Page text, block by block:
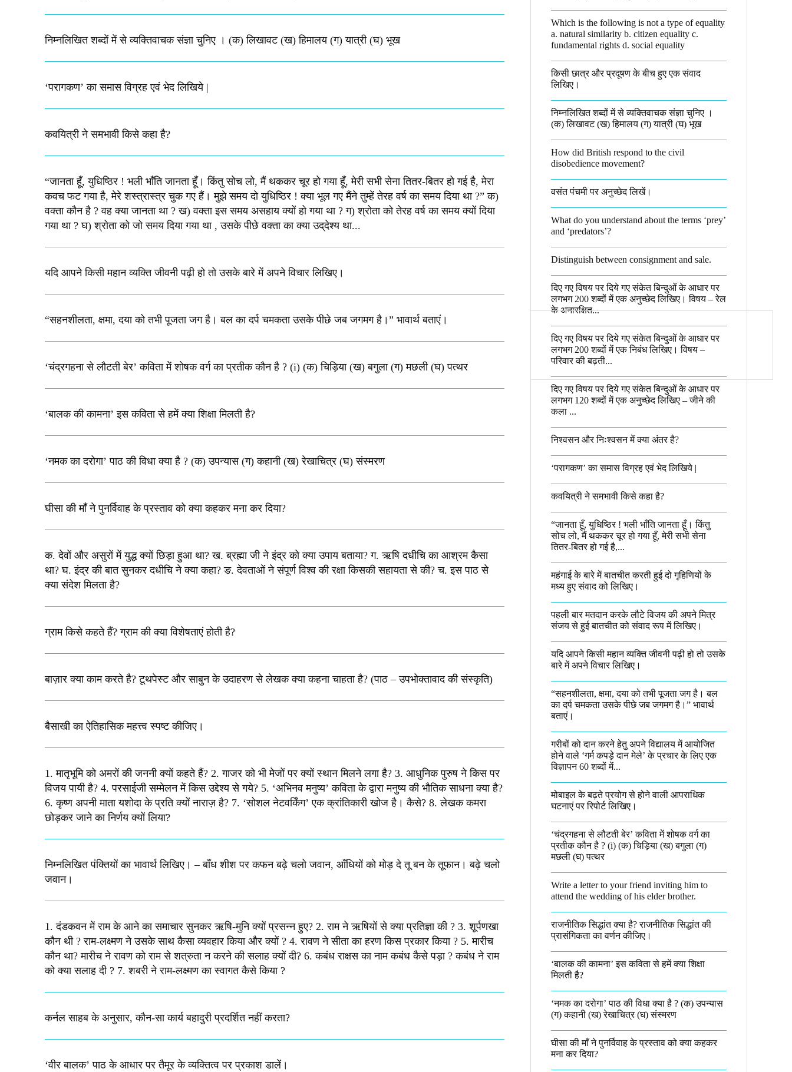
निम्नलिखित शब्दों में से व्यक्तिवाचक संज्ञा चुनिए । (क) लिखावट (ख) हिमालय (ग) यात्री (घ) भूख​
‘परागकण’ का समास विग्रह एवं भेद लिखिये |
कवयित्री ने समभावी किसे कहा है?
“जानता हूँ, युधिष्ठिर ! भली भाँति जानता हूँ। किंतु सोच लो, मैं थककर चूर हो गया हूँ, मेरी सभी सेना तितर-बितर हो गई है, मेरा
कवच फट गया है, मेरे शस्‍त्रास्‍त्र चुक गए हैं। मुझे समय दो युधिष्‍ठिर ! क्‍या भूल गए मैंने तुम्‍हें तेरह वर्ष का समय दिया था ?” क)
वक्‍ता कौन है ? वह क्‍या जानता था ? ख) वक्‍ता इस समय असहाय क्यों हो गया था ? ग) श्रोता को तेरह वर्ष का समय क्‍यों दिया
गया था ? घ) श्रोता को जो समय दिया गया था , उसके पीछे वक्‍ता का क्‍या उद्‌देश्‍य था...
यदि आपने किसी महान व्यक्ति जीवनी पढ़ी हो तो उसके बारे में अपने विचार लिखिए।
“सहनशीलता, क्षमा, दया को तभी पूजता जग है। बल का दर्प चमकता उसके पीछे जब जगमग है।”​ भावार्थ बताएं।
‘चंद्रगहना से लौटती बेर’ कविता में शोषक वर्ग का प्रतीक कौन है ? (i) (क) चिड़िया (ख) बगुला (ग) मछली (घ) पत्थर
‘बालक की कामना’ इस कविता से हमें क्या शिक्षा मिलती है?
‘नमक का दरोगा’ पाठ की विधा क्या है ? (क) उपन्यास (ग) कहानी (ख) रेखाचित्र (घ) संस्मरण​
घीसा की माँ ने पुनर्विवाह के प्रस्ताव को क्या कहकर मना कर दिया?
क. देवों और असुरों में युद्ध क्यों छिड़ा हुआ था? ख. ब्रह्मा जी ने इंद्र को क्या उपाय बताया? ग. ऋषि दधीचि का आश्रम कैसा
था? घ. इंद्र की बात सुनकर दधीचि ने क्या कहा? ङ. देवताओं ने संपूर्ण विश्व की रक्षा किसकी सहायता से की? च. इस पाठ से
क्या संदेश मिलता है?​
ग्राम किसे कहते हैं? ग्राम की क्या विशेषताएं होती है?​
बाज़ार क्या काम करते है? टूथपेस्ट और साबुन के उदाहरण से लेखक क्या कहना चाहता है? (पाठ – उपभोक्तावाद की संस्कृति)
बैसाखी का ऐतिहासिक महत्त्व स्पष्ट कीजिए।​
1. मातृभूमि को अमरों की जननी क्यों कहते हैं? 2. गाजर को भी मेजों पर क्यों स्थान मिलने लगा है? 3. आधुनिक पुरुष ने किस पर
विजय पायी है? 4. परसाईजी सम्मेलन में किस उद्देश्य से गये? 5. ‘अभिनव मनुष्य’ कविता के द्वारा मनुष्य की भौतिक साधना क्या है?
6. कृष्ण अपनी माता यशोदा के प्रति क्यों नाराज़ है? 7. ‘सोशल नेटवर्किंग’ एक क्रांतिकारी खोज है। कैसे? 8. लेखक कमरा
छोड़कर जाने का निर्णय क्यों लिया?​
निम्नलिखित पंक्तियों का भावार्थ लिखिए। – बाँध शीश पर कफन बढ़े चलो जवान, आँधियों को मोड़ दे तू बन के तूफान। बढ़े चलो
जवान। ​
1. दंडकवन में राम के आने का समाचार सुनकर ऋषि-मुनि क्यों प्रसन्न हुए? 2. राम ने ऋषियों से क्या प्रतिज्ञा की ? 3. शूर्पणखा
कौन थी ? राम-लक्ष्मण ने उसके साथ कैसा व्यवहार किया और क्यों ? 4. रावण ने सीता का हरण किस प्रकार किया ? 5. मारीच
कौन था? मारीच ने रावण को राम से शत्रुता न करने की सलाह क्यों दी? 6. कबंध राक्षस का नाम कबंध कैसे पड़ा ? कबंध ने राम
को क्या सलाह दी ? 7. शबरी ने राम-लक्ष्मण का स्वागत कैसे किया ?
कर्नल साहब के अनुसार, कौन-सा कार्य बहादुरी प्रदर्शित नहीं करता?
‘वीर बालक’ पाठ के आधार पर तैमूर के व्यक्तित्व पर प्रकाश डालें।
Which is the following is not a type of equality
a. natural similarity b. citizen equality c.
fundamental rights d. social equality​
किसी छात्र और प्रदूषण के बीच हुए एक संवाद
लिखिए।​
निम्नलिखित शब्दों में से व्यक्तिवाचक संज्ञा चुनिए ।
(क) लिखावट (ख) हिमालय (ग) यात्री (घ) भूख​
How did British respond to the civil
disobedience movement?
वसंत पंचमी पर अनुच्छेद लिखें।
What do you understand about the terms ‘prey’
and ‘predators’?​
Distinguish between consignment and sale.
दिए गए विषय पर दिये गए संकेत बिन्दुओं के आधार पर
लगभग 200 शब्दों में एक अनुच्छेद लिखिए। विषय – रेल
के अनारक्षित...
दिए गए विषय पर दिये गए संकेत बिन्दुओं के आधार पर
लगभग 200 शब्दों में एक निबंध लिखिए। विषय –
परिवार की बढ़ती...
दिए गए विषय पर दिये गए संकेत बिन्दुओं के आधार पर
लगभग 120 शब्दों में एक अनुच्छेद लिखिए – जीने की
कला ...
निश्वसन और निःश्वसन में क्या अंतर है?
‘परागकण’ का समास विग्रह एवं भेद लिखिये |
कवयित्री ने समभावी किसे कहा है?
“जानता हूँ, युधिष्ठिर ! भली भाँति जानता हूँ। किंतु
सोच लो, मैं थककर चूर हो गया हूँ, मेरी सभी सेना
तितर-बितर हो गई है,...
महंगाई के बारे में बातचीत करती हुई दो गृहिणियों के
मध्य हुए संवाद को लिखिए।
पहली बार मतदान करके लौटे विजय की अपने मित्र
संजय से हुई बातचीत को संवाद रूप में लिखिए।
यदि आपने किसी महान व्यक्ति जीवनी पढ़ी हो तो उसके
बारे में अपने विचार लिखिए।
“सहनशीलता, क्षमा, दया को तभी पूजता जग है। बल
का दर्प चमकता उसके पीछे जब जगमग है।”​ भावार्थ
बताएं।
गरीबों को दान करने हेतु अपने विद्यालय में आयोजित
होने वाले ‘गर्म कपड़े दान मेले’ के प्रचार के लिए एक
विज्ञापन 60 शब्दों में...
मोबाइल के बढ़ते प्रयोग से होने वाली आपराधिक
घटनाएं पर रिपोर्ट लिखिए।
‘चंद्रगहना से लौटती बेर’ कविता में शोषक वर्ग का
प्रतीक कौन है ? (i) (क) चिड़िया (ख) बगुला (ग)
मछली (घ) पत्थर
Write a letter to your friend inviting him to
attend the wedding of his elder brother.
राजनीतिक सिद्धांत क्या है? राजनीतिक सिद्धांत की
प्रासंगिकता का वर्णन कीजिए।
‘बालक की कामना’ इस कविता से हमें क्या शिक्षा
मिलती है?
‘नमक का दरोगा’ पाठ की विधा क्या है ? (क) उपन्यास
(ग) कहानी (ख) रेखाचित्र (घ) संस्मरण​
घीसा की माँ ने पुनर्विवाह के प्रस्ताव को क्या कहकर
मना कर दिया?